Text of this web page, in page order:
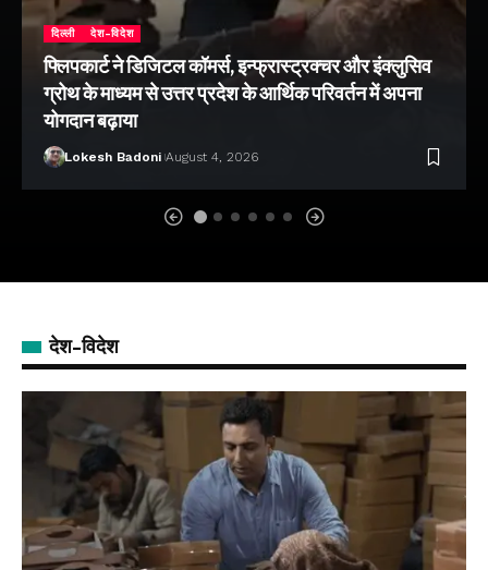
दिल्ली देश-विदेश
फ्लिपकार्ट ने डिजिटल कॉमर्स, इन्फ्रास्ट्रक्चर और इंक्लुसिव
ग्रोथ के माध्यम से उत्तर प्रदेश के आर्थिक परिवर्तन में अपना
योगदान बढ़ाया
Lokesh Badoni August 4, 2026
देश-विदेश